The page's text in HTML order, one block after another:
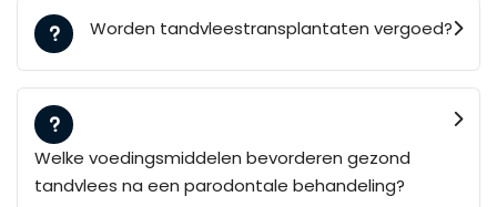
Worden tandvleestransplantaten vergoed?
Welke voedingsmiddelen bevorderen gezond
tandvlees na een parodontale behandeling?